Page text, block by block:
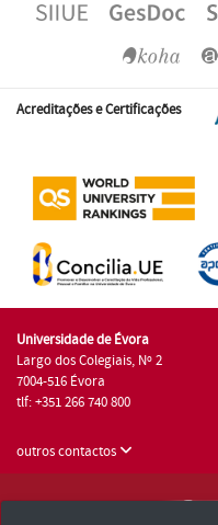
Acreditações e Certificações
Universidade de Évora
Largo dos Colegiais, Nº 2
7004-516 Évora
tlf: +351 266 740 800
outros contactos